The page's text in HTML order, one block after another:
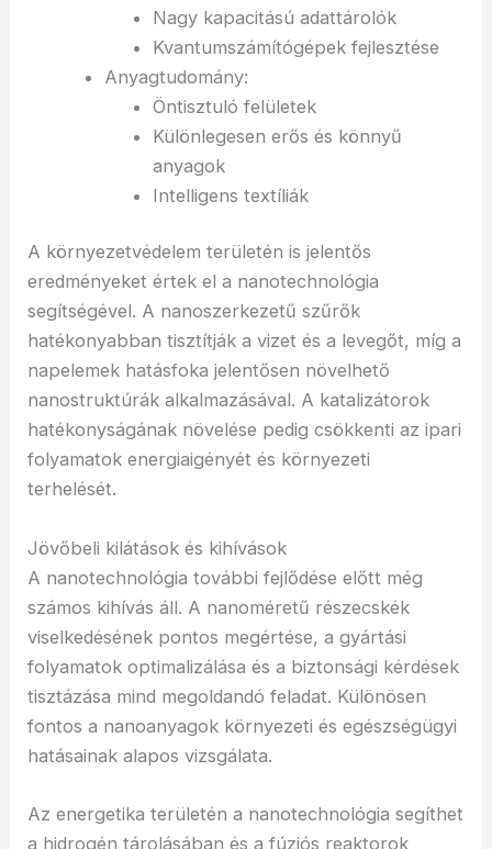
Nagy kapacitású adattárolók
Kvantumszámítógépek fejlesztése
Anyagtudomány:
Öntisztuló felületek
Különlegesen erős és könnyű
anyagok
Intelligens textíliák
A környezetvédelem területén is jelentős
eredményeket értek el a nanotechnológia
segítségével. A nanoszerkezetű szűrők
hatékonyabban tisztítják a vizet és a levegőt, míg a
napelemek hatásfoka jelentősen növelhető
nanostruktúrák alkalmazásával. A katalizátorok
hatékonyságának növelése pedig csökkenti az ipari
folyamatok energiaigényét és környezeti
terhelését.
Jövőbeli kilátások és kihívások
A nanotechnológia további fejlődése előtt még
számos kihívás áll. A nanoméretű részecskék
viselkedésének pontos megértése, a gyártási
folyamatok optimalizálása és a biztonsági kérdések
tisztázása mind megoldandó feladat. Különösen
fontos a nanoanyagok környezeti és egészségügyi
hatásainak alapos vizsgálata.
Az energetika területén a nanotechnológia segíthet
a hidrogén tárolásában és a fúziós reaktorok